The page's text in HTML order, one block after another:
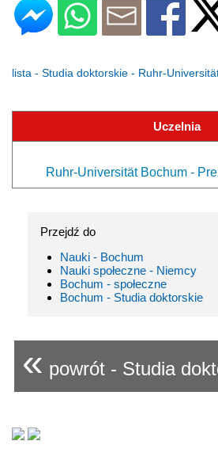
lista - Studia doktorskie - Ruhr-
Uczelnia
Ruhr-Universität Bochum -
Przejdź do
Nauki - Bochum
Nauki społeczne - Niemcy
Bochum - społeczne
Bochum - Studia doktorskie
« powrót - Studia